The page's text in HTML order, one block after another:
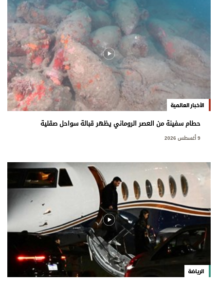
الأخبار العالمية
حطام سفينة من العصر الروماني يظهر قبالة سواحل صقلية
9 أغسطس 2026
الرياضة